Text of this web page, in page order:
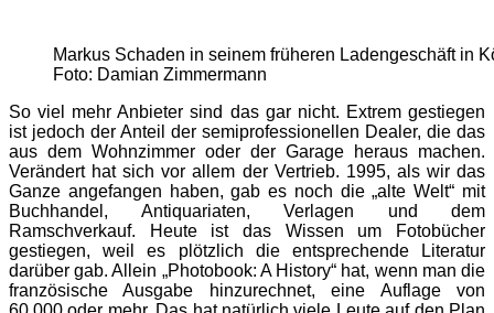
Markus Schaden in seinem früheren Ladengeschäft in
Foto: Damian Zimmermann
So viel mehr Anbieter sind das gar nicht. Extrem gestiegen
ist jedoch der Anteil der semiprofessionellen Dealer, die das
aus dem Wohnzimmer oder der Garage heraus machen.
Verändert hat sich vor allem der Vertrieb. 1995, als wir das
Ganze angefangen haben, gab es noch die „alte Welt“ mit
Buchhandel, Antiquariaten, Verlagen und dem
Ramschverkauf. Heute ist das Wissen um Fotobücher
gestiegen, weil es plötzlich die entsprechende Literatur
darüber gab. Allein „Photobook: A History“ hat, wenn man die
französische Ausgabe hinzurechnet, eine Auflage von